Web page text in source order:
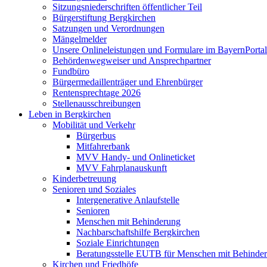
Sitzungsniederschriften öffentlicher Teil
Bürgerstiftung Bergkirchen
Satzungen und Verordnungen
Mängelmelder
Unsere Onlineleistungen und Formulare im BayernPortal
Behördenwegweiser und Ansprechpartner
Fundbüro
Bürgermedaillenträger und Ehrenbürger
Rentensprechtage 2026
Stellenausschreibungen
Leben in Bergkirchen
Mobilität und Verkehr
Bürgerbus
Mitfahrerbank
MVV Handy- und Onlineticket
MVV Fahrplanauskunft
Kinderbetreuung
Senioren und Soziales
Intergenerative Anlaufstelle
Senioren
Menschen mit Behinderung
Nachbarschaftshilfe Bergkirchen
Soziale Einrichtungen
Beratungsstelle EUTB für Menschen mit
Kirchen und Friedhöfe